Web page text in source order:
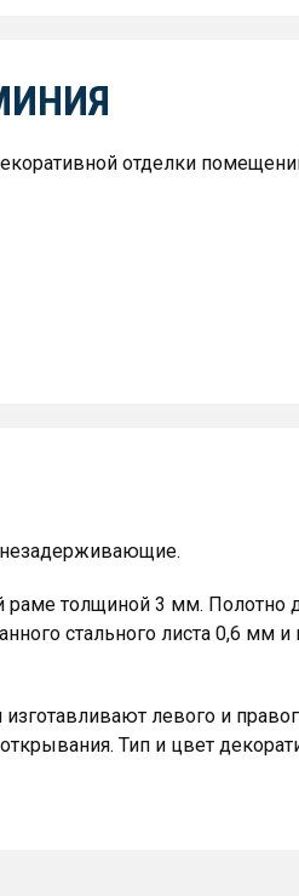
отделки
раме толщиной 3 мм. Полотно
стального листа 0,6 мм
левого и
Тип и цвет